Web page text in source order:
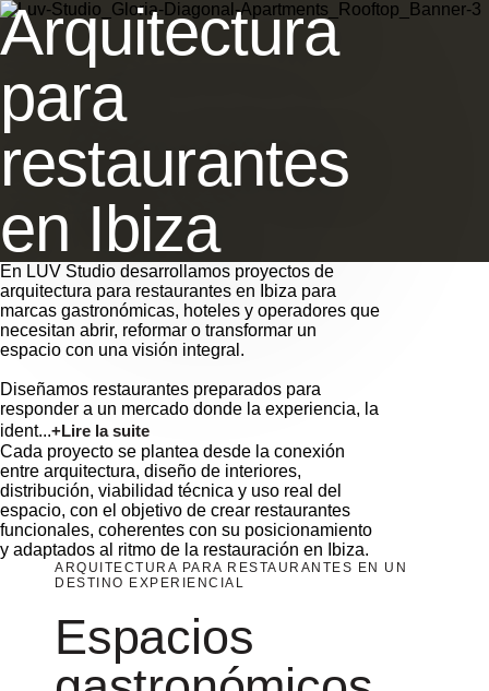
Arquitectura
para
restaurantes
en Ibiza
En LUV Studio desarrollamos proyectos de
arquitectura para restaurantes en Ibiza para
marcas gastronómicas, hoteles y operadores que
necesitan abrir, reformar o transformar un
espacio con una visión integral.
Diseñamos restaurantes preparados para
responder a un mercado donde la experiencia, la
ident...+Lire la suite
Cada proyecto se plantea desde la conexión
entre arquitectura, diseño de interiores,
distribución, viabilidad técnica y uso real del
espacio, con el objetivo de crear restaurantes
funcionales, coherentes con su posicionamiento
y adaptados al ritmo de la restauración en Ibiza.
ARQUITECTURA PARA RESTAURANTES EN UN
DESTINO EXPERIENCIAL
Espacios